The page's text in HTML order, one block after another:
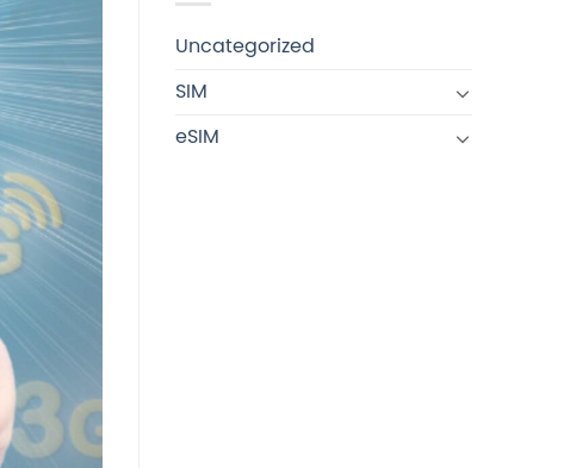
Uncategorized
SIM
eSIM